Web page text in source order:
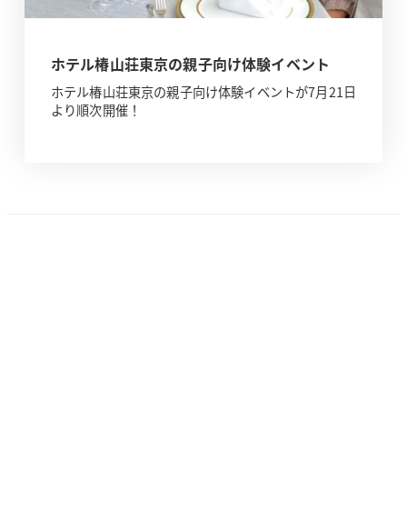
ホテル椿山荘東京の親子向け体験イベント
ホテル椿山荘東京の親子向け体験イベントが7月21日
より順次開催！